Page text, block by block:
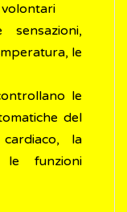
le
le
del
la
le funzioni